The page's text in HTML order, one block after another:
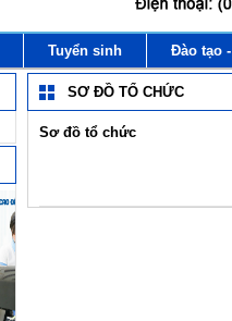
Tuyển sinh Đào tạo
SƠ ĐỒ TỔ CHỨC
Sơ đồ tổ chức